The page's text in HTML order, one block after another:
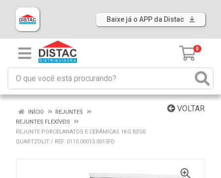
Baixe já o APP da Distac
0
VOLTAR
INÍCIO
REJUNTES
REJUNTES FLEXÍVEIS
REJUNTE PORCELANATOS E CERÂMICAS 1KG BEGE
QUARTZOLIT / REF. 0110.00013.0015FD